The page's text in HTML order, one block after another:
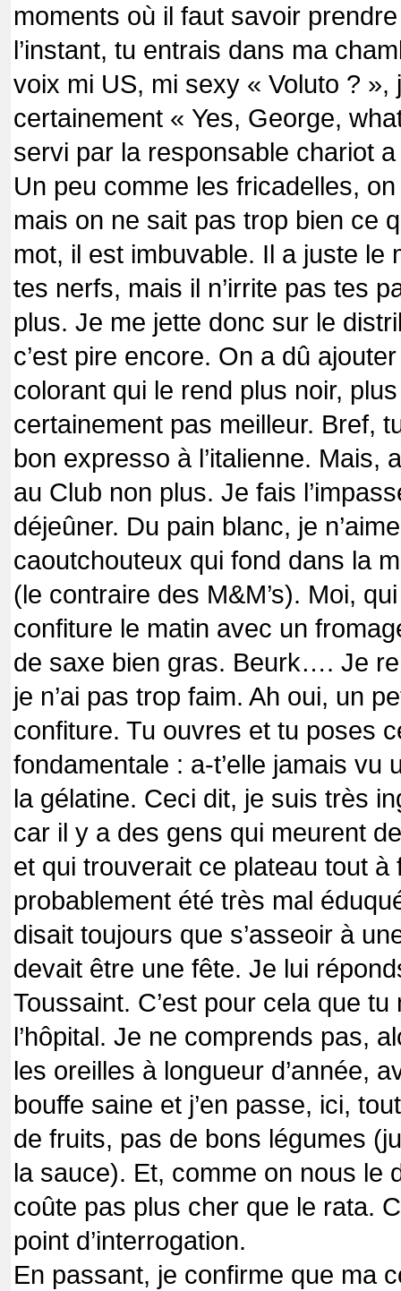
moments où il faut savoir
l’instant, tu entrais dans ma
voix mi US, mi sexy « Voluto ? »,
certainement « Yes, George,
servi par la responsable chariot
Un peu comme les fricadelles,
mais on ne sait pas trop bien ce
mot, il est imbuvable. Il a juste le
tes nerfs, mais il n’irrite pas tes
plus. Je me jette donc sur le
c’est pire encore. On a dû
colorant qui le rend plus noir,
certainement pas meilleur. Bref,
bon expresso à l’italienne. Mais,
au Club non plus. Je fais
déjeûner. Du pain blanc, je
caoutchouteux qui fond dans la
(le contraire des M&M’s). Moi,
confiture le matin avec un
de saxe bien gras. Beurk…. Je
je n’ai pas trop faim. Ah oui, un
confiture. Tu ouvres et tu poses
fondamentale : a-t’elle jamais vu
la gélatine. Ceci dit, je suis très
car il y a des gens qui meurent
et qui trouverait ce plateau tout à
probablement été très mal
disait toujours que s’asseoir à
devait être une fête. Je lui
Toussaint. C’est pour cela que
l’hôpital. Je ne comprends pas,
les oreilles à longueur d’année,
bouffe saine et j’en passe, ici,
de fruits, pas de bons légumes
la sauce). Et, comme on nous le
coûte pas plus cher que le rata.
point d’interrogation.
En passant, je confirme que ma